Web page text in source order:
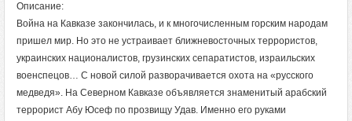
Описание:
Война на Кавказе закончилась, и к многочисленным горским народам
пришел мир. Но это не устраивает ближневосточных террористов,
украинских националистов, грузинских сепаратистов, израильских
военспецов… С новой силой разворачивается охота на «русского
медведя». На Северном Кавказе объявляется знаменитый арабский
террорист Абу Юсеф по прозвищу Удав. Именно его руками